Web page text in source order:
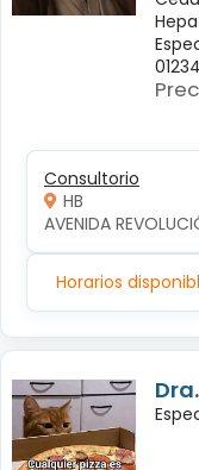
Consultorio
HB
AVENIDA
Horarios